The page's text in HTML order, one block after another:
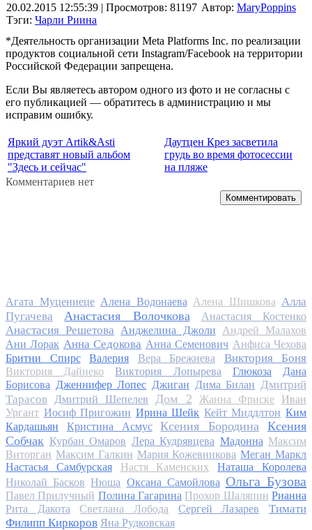
20.02.2015 12:55:39 | Просмотров: 81197
Тэги: Чарли Риина
Автор: MaryPoppins
*Деятельность организации Meta Platforms Inc. по реализации
продуктов социальной сети Instagram/Facebook на территории
Российской Федерации запрещена.
Если Вы являетесь автором одного из фото и не согласны с
его публикацией — обратитесь в администрацию и мы
исправим ошибку.
Яркий дуэт Artik&Asti
представят новый альбом
"Здесь и сейчас"
Даутцен Крез засветила
грудь во время фотосессии
на пляже
Комментариев нет
Комментировать
Агата Муцениеце Алена Водонаева Алена Шишкова Алла
Пугачева
Анастасия Волочкова Анастасия Костенко
Анастасия Решетова Анджелина Джоли
Андрей Малахов
Ани Лорак Анна Седокова Анна Семенович Анфиса Чехова
Бритни Спирс
Валерия Вера Брежнева Виктория Боня
Виктория Дайнеко Виктория Лопырева Глюкоза
Дана
Борисова Дженнифер Лопес Джиган Дима Билан
Дмитрий
Тарасов
Дмитрий Шепелев Дом 2 Жанна Фриске
Иван
Ургант Иосиф Пригожин Ирина Шейк Кейт Миддлтон Ким
Кардашьян
Кристина Асмус Ксения Бородина
Ксения
Собчак Курбан Омаров Лера Кудрявцева Мадонна Максим
Виторган Максим Галкин Мария Кожевникова Меган Маркл
Настасья Самбурская
Настя Каменских
Наташа Королева
Николай Басков Нюша Оксана Самойлова Ольга Бузова
Павел Прилучный Полина Гагарина Прохор Шаляпин Рианна
Рита Дакота
Светлана Лобода Сергей Лазарев
Тимати
Филипп Киркоров Яна Рудковская